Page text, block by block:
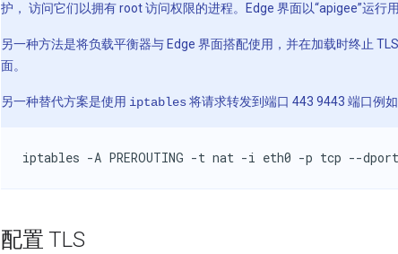
护， 访问它们以拥有 root 访问权限的进程。Edge 界面以“apigee”运行
另一种方法是将负载平衡器与 Edge 界面搭配使用，并在加载时终止
面。
另一种替代方案是使用 iptables将请求转发到端口 443 9443 端口例如
iptables -A PREROUTING -t nat -i eth0 -p tcp --
配置 TLS